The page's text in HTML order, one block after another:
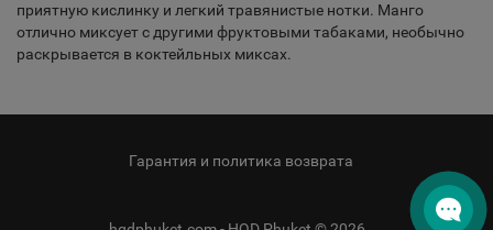
приятную кислинку и легкий травянистые нотки. Манго
отлично миксует с другими фруктовыми табаками, необычно
раскрывается в коктейльных миксах.
Гарантия и политика возврата